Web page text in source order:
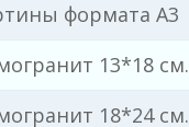
формата А3
13*18 см.
18*24 см.